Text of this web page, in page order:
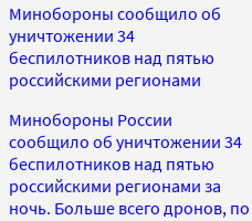
Минобороны сообщило об
уничтожении 34
беспилотников над пятью
российскими регионами
Минобороны России
сообщило об уничтожении 34
беспилотников над пятью
российскими регионами за
ночь. Больше всего дронов, по